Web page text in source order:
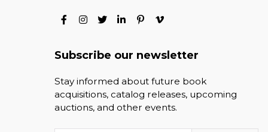
Subscribe our newsletter
Stay informed about future book
acquisitions, catalog releases, upcoming
auctions, and other events.